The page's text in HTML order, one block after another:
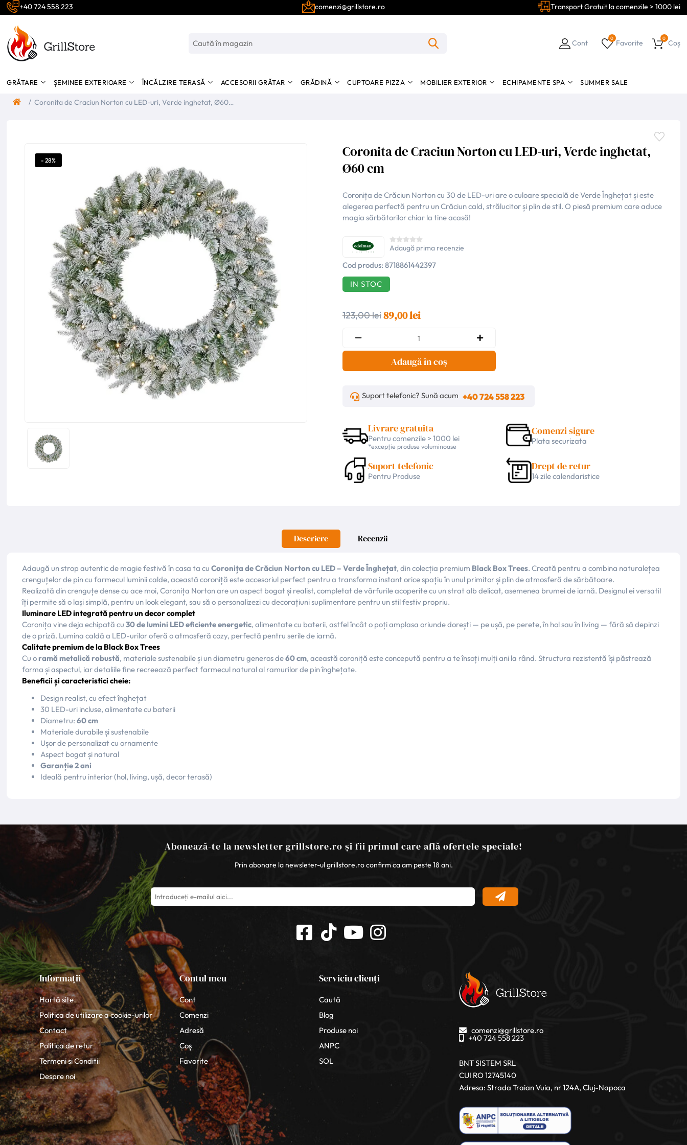
+40 724 558 223 comenzi@grillstore.ro Transport Gratuit la comenzile > 1000 lei
Cont Favorite
0
Coș
0
GRĂTARE ȘEMINEE EXTERIOARE ÎNCĂLZIRE TERASĂ ACCESORII GRĂTAR GRĂDINĂ CUPTOARE PIZZA MOBILIER EXTERIOR ECHIPAMENTE SPA SUMMER SALE
/ Coronita de Craciun Norton cu LED-uri, Verde inghetat, Ø60
- 28%
Coronita de Craciun Norton cu LED-uri, Verde inghetat,
Ø60 cm
Coronița de Crăciun Norton cu 30 de LED-uri are o culoare specială de Verde Înghețat și este
alegerea perfectă pentru un Crăciun cald, strălucitor și plin de stil. O piesă premium care aduce
magia sărbătorilor chiar la tine acasă!
Adaugă prima recenzie
Cod produs: 8718861442397
IN STOC
123,00 lei89,00 lei
Adaugă în coș
Suport telefonic? Sună acum +40 724 558 223
Livrare gratuita
Pentru comenzile > 1000 lei
*excepție produse voluminoase
Comenzi sigure
Plata securizata
Suport telefonic
Pentru Produse
Drept de retur
14 zile calendaristice
Descriere Recenzii
Adaugă un strop autentic de magie festivă în casa ta cuCoronița de Crăciun Norton cu LED – Verde Înghețat, din colecția premium Black Box Trees. Creată pentru a combina naturalețea
crenguțelor de pin cu farmecul luminii calde, această coroniță este accesoriul perfect pentru a transforma instant orice spațiu în unul primitor și plin de atmosferă de sărbătoare.
Realizată din crenguțe dense cu ace moi, Coronița Norton are un aspect bogat și realist, completat de vârfurile acoperite cu un strat alb delicat, asemenea brumei de iarnă. Designul ei versatil
îți permite să o lași simplă, pentru un look elegant, sau să o personalizezi cu decorațiuni suplimentare pentru un stil festiv propriu.
Iluminare LED integrată pentru un decor complet
Coronița vine deja echipată cu30 de lumini LED eficiente energetic, alimentate cu baterii, astfel încât o poți amplasa oriunde dorești — pe ușă, pe perete, în hol sau în living — fără să depinzi
de o priză. Lumina caldă a LED-urilor oferă o atmosferă cozy, perfectă pentru serile de iarnă.
Calitate premium de la Black Box Trees
Cu oramă metalică robustă, materiale sustenabile și un diametru generos de60 cm, această coroniță este concepută pentru a te însoți mulți ani la rând. Structura rezistentă își păstrează
forma și aspectul, iar detaliile fine recreează perfect farmecul natural al ramurilor de pin înghețate.
Beneficii și caracteristici cheie:
Design realist, cu efect înghețat
30 LED-uri incluse, alimentate cu baterii
Diametru:60 cm
Materiale durabile și sustenabile
Ușor de personalizat cu ornamente
Aspect bogat și natural
Garanție 2 ani
Ideală pentru interior (hol, living, ușă, decor terasă)
Abonează-te la newsletter grillstore.ro și fii primul care află ofertele speciale!
Prin abonare la newsleter-ul grillstore.ro confirm ca am peste 18 ani.
Informații
Hartă site
Politica de utilizare a cookie-urilor
Contact
Politica de retur
Termeni si Conditii
Despre noi
Contul meu
Cont
Comenzi
Adresă
Coș
Favorite
Serviciu clienți
Caută
Blog
Produse noi
ANPC
SOL
comenzi@grillstore.ro
+40 724 558 223
BNT SISTEM SRL
CUI RO 12745140
Adresa: Strada Traian Vuia, nr 124A, Cluj-Napoca